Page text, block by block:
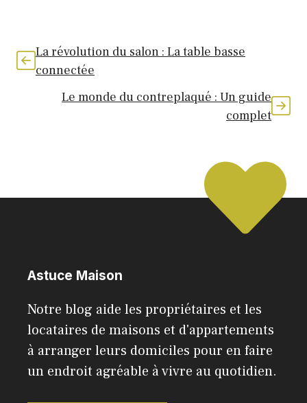
La révolution du salon : La table basse
connectée
Le monde du contreplaqué : Un guide
complet
Astuce Maison
Notre blog aide les propriétaires et les
locataires de maisons et d'appartements
à arranger leurs domiciles pour en faire
un endroit agréable à vivre au quotidien.